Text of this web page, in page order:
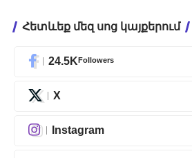
Հետևեք մեզ սոց կայքերում
24.5KFollowers
X
Instagram